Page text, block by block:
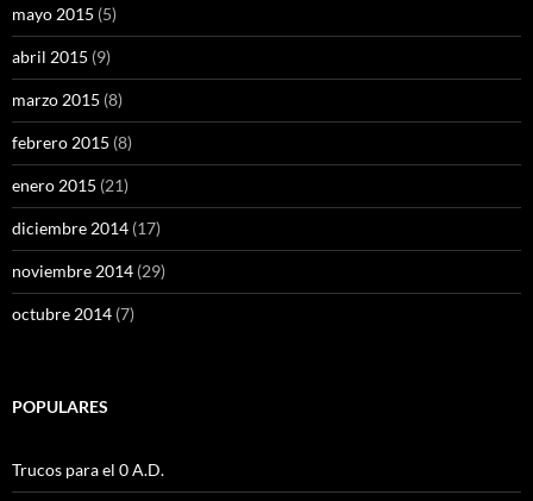
mayo 2015 (5)
abril 2015 (9)
marzo 2015 (8)
febrero 2015 (8)
enero 2015 (21)
diciembre 2014 (17)
noviembre 2014 (29)
octubre 2014 (7)
POPULARES
Trucos para el 0 A.D.